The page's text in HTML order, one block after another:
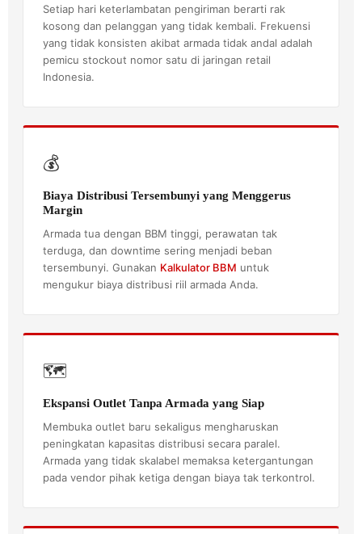
Setiap hari keterlambatan pengiriman berarti rak
kosong dan pelanggan yang tidak kembali. Frekuensi
yang tidak konsisten akibat armada tidak andal adalah
pemicu stockout nomor satu di jaringan retail
Indonesia.
💰
Biaya Distribusi Tersembunyi yang Menggerus
Margin
Armada tua dengan BBM tinggi, perawatan tak
terduga, dan downtime sering menjadi beban
tersembunyi. Gunakan Kalkulator BBM untuk
mengukur biaya distribusi riil armada Anda.
🗺️
Ekspansi Outlet Tanpa Armada yang Siap
Membuka outlet baru sekaligus mengharuskan
peningkatan kapasitas distribusi secara paralel.
Armada yang tidak skalabel memaksa ketergantungan
pada vendor pihak ketiga dengan biaya tak terkontrol.